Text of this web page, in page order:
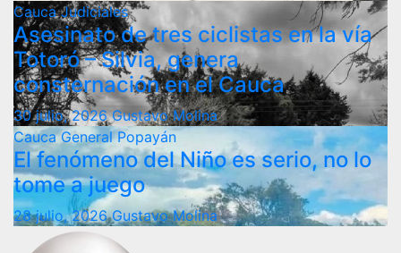
CaucaJudiciales
Asesinato de tres ciclistas en la vía
Totoró – Silvia, genera
consternación en el Cauca
30 julio, 2026Gustavo Molina
CaucaGeneralPopayán
El fenómeno del Niño es serio, no lo
tome a juego
28 julio, 2026Gustavo Molina